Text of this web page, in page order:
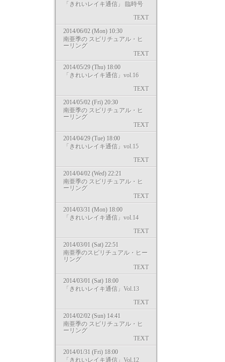
「きれいレイキ通信」 臨時号
TEXT
2014/06/02 (Mon) 10:30
南亜季の スピリチュアル・ヒ
ーリング
TEXT
2014/05/29 (Thu) 18:00
「きれいレイキ通信」vol.16
TEXT
2014/05/02 (Fri) 20:30
南亜季の スピリチュアル・ヒ
ーリング
TEXT
2014/04/29 (Tue) 18:00
「きれいレイキ通信」vol.15
TEXT
2014/04/02 (Wed) 22:21
南亜季の スピリチュアル・ヒ
ーリング
TEXT
2014/03/31 (Mon) 18:00
「きれいレイキ通信」vol.14
TEXT
2014/03/01 (Sat) 22:51
南亜季のスピリチュアル・ヒー
リング
TEXT
2014/03/01 (Sat) 18:00
「きれいレイキ通信」Vol.13
TEXT
2014/02/02 (Sun) 14:41
南亜季の スピリチュアル・ヒ
ーリング
TEXT
2014/01/31 (Fri) 18:00
「きれいレイキ通信」Vol.12